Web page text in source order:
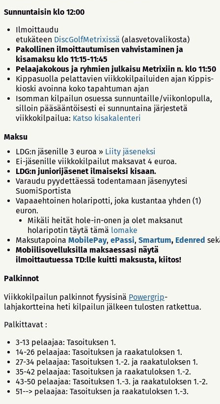
Sunnuntaisin klo 12:00
Ilmoittaudu
etukäteen DiscGolfMetrixissä (alasvetovalikosta)
Pakollinen ilmoittautumisen vahvistaminen ja
kisamaksu klo 11:15-11:45
Pelaajakokous ja ryhmien julkaisu Metrixiin n. klo 11:50
Kippasuolla pelattavien viikkokilpailuiden ajan Kippis-
kioski avoinna koko tapahtuman ajan
Isomman kilpailun osuessa sunnuntaille/viikonlopulla,
silloin pääsääntöisesti ei sunnuntaina järjestetä
viikkokilpailua: Katso kisakalenteri
Maksu
LDG:n jäsenille 3 euroa » Liity jäseneksi
Ei-jäsenille viikkokilpailut maksavat 4 euroa.
LDG:n juniorijäsenet ilmaiseksi kisaan.
Varaudu pyydettäessä todentamaan jäsenyytesi
SuomiSportista
Vapaaehtoinen holaripotti, joka kustantaa yhden (1)
euron.
Mikäli heität hole-in-onen ja olet maksanut
holaripotin täytä tämä lomake
Maksutapoina MobilePay, ePassi, Smartum, Edenred
Mobiilisovelluksilla maksaessasi näytä
ilmoittautuessa TD:lle kuitti maksusta, kiitos!
Palkinnot
Viikkokilpailun palkinnot fyysisinä Powergrip-
lahjakortteina heti kilpailun jälkeen tulosten ratkettua.
Palkittavat :
3-13 pelaajaa: Tasoituksen 1.
14-26 pelaajaa: Tasoituksen ja raakatuloksen 1.
27-34 pelaajaa: Tasoituksen 1.-2. ja raakatuloksen 1.
35-42 pelaajaa: Tasoituksen ja raakatuloksen 1.-2.
43-50 pelaajaa: Tasoituksen 1.-3. ja raakatuloksen 1.-2.
51--> pelaajaa: Tasoituksen ja raakatuloksen 1.-3.